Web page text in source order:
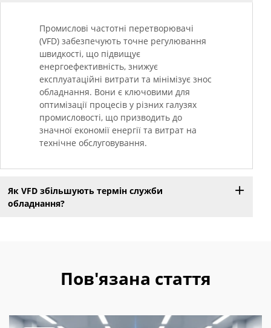
Промислові частотні перетворювачі
(VFD) забезпечують точне регулювання
швидкості, що підвищує
енергоефективність, знижує
експлуатаційні витрати та мінімізує знос
обладнання. Вони є ключовими для
оптимізації процесів у різних галузях
промисловості, що призводить до
значної економії енергії та витрат на
технічне обслуговування.
Як VFD збільшують термін служби
обладнання?
Пов'язана стаття